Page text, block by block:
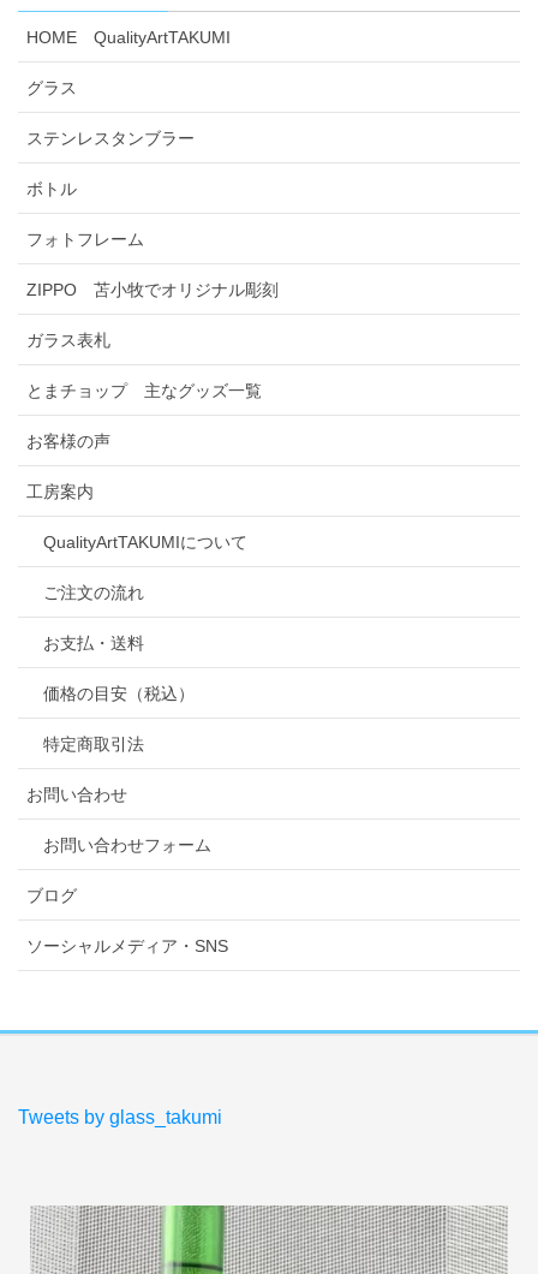
HOME QualityArtTAKUMI
グラス
ステンレスタンブラー
ボトル
フォトフレーム
ZIPPO 苫小牧でオリジナル彫刻
ガラス表札
とまチョップ 主なグッズ一覧
お客様の声
工房案内
QualityArtTAKUMIについて
ご注文の流れ
お支払・送料
価格の目安（税込）
特定商取引法
お問い合わせ
お問い合わせフォーム
ブログ
ソーシャルメディア・SNS
Tweets by glass_takumi